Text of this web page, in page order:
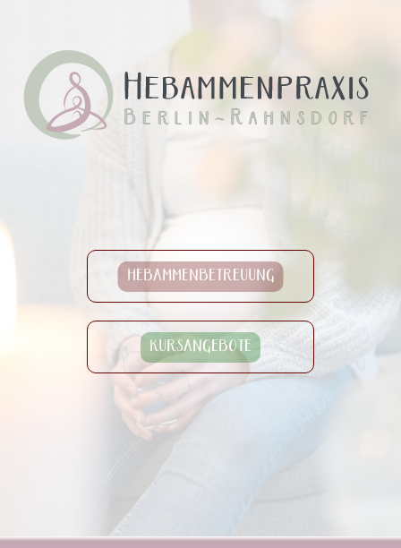
HEBAMMENBETREUUNG
KURSANGEBOTE